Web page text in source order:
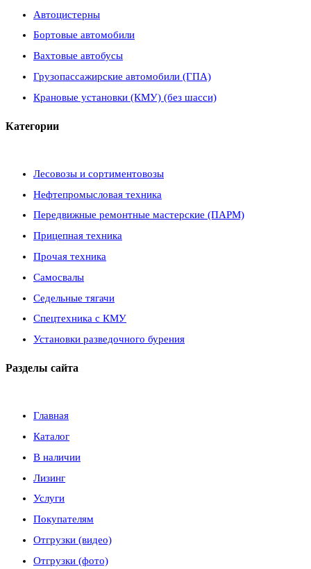
Автоцистерны
Бортовые автомобили
Вахтовые автобусы
Грузопассажирские автомобили (ГПА)
Крановые установки (КМУ) (без шасси)
Категории
Лесовозы и сортиментовозы
Нефтепромысловая техника
Передвижные ремонтные мастерские (ПАРМ)
Прицепная техника
Прочая техника
Самосвалы
Седельные тягачи
Спецтехника с КМУ
Установки разведочного бурения
Разделы сайта
Главная
Каталог
В наличии
Лизинг
Услуги
Покупателям
Отгрузки (видео)
Отгрузки (фото)